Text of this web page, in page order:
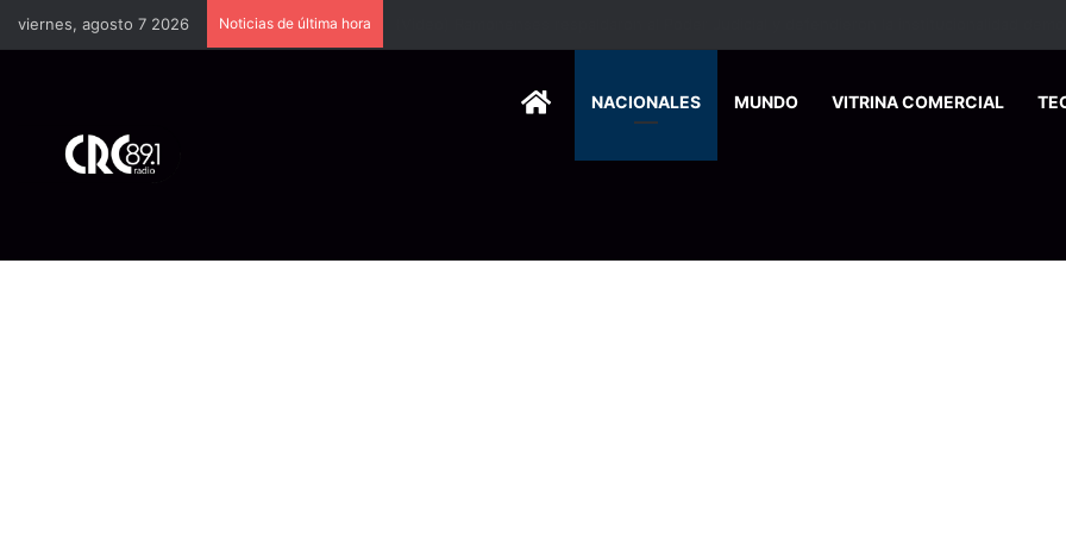
viernes, agosto 7 2026 Noticias de última hora
HOMENACIONALES MUNDO VITRINA COMERCIAL